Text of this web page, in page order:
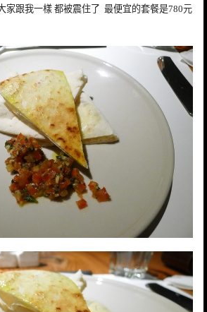
我一樣 都被震住了 最便宜的套餐是780元